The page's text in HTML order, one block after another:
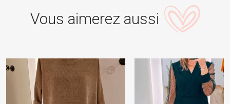
Vous aimerez aussi